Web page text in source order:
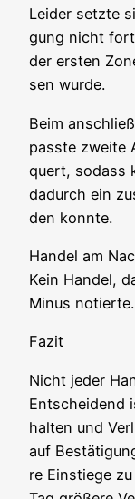
Lei­der setz­te
gung nicht
der ers­ten
sen wurde.
Beim
pass­te zwei­te
quert, sodass
dadurch ein
den konnte.
Han­del am
Kein Han­del,
Minus notierte.
Fazit
Nicht jeder
Ent­schei­dend
hal­ten und
auf
re Ein­stie­ge